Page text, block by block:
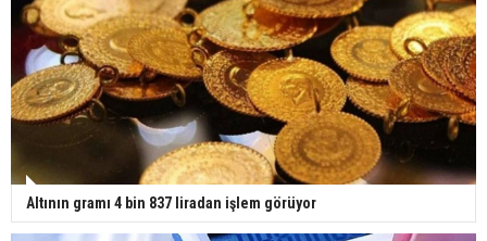
Altının gramı 4 bin 837 liradan işlem görüyor